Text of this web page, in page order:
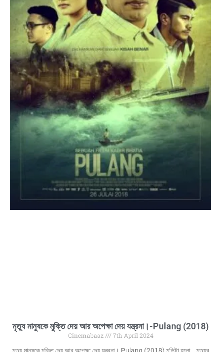
মৃত্যু মানুষকে মুক্তি দেয় আর অপেক্ষা দেয় যন্ত্রনা।-Pulang (2018)
Cinemabaaz
7th April 2024